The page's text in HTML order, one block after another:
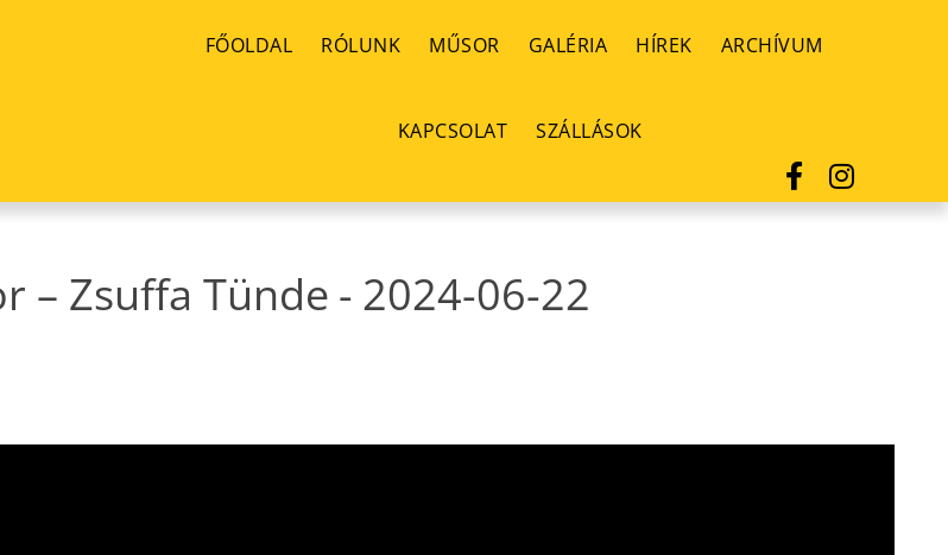
FŐOLDAL RÓLUNK MŰSOR GALÉRIA HÍREK ARCHÍVUM
KAPCSOLAT SZÁLLÁSOK
– Zsuffa Tünde - 2024-06-22